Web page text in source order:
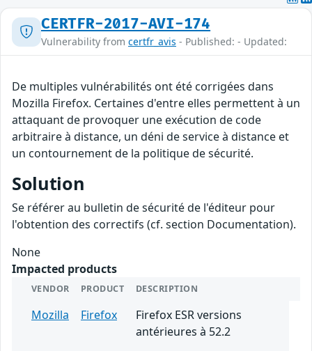
CERTFR-2017-AVI-174
Vulnerability from certfr_avis - Published: - Updated:
De multiples vulnérabilités ont été corrigées dans
Mozilla Firefox. Certaines d'entre elles permettent à un
attaquant de provoquer une exécution de code
arbitraire à distance, un déni de service à distance et
un contournement de la politique de sécurité.
Solution
Se référer au bulletin de sécurité de l'éditeur pour
l'obtention des correctifs (cf. section Documentation).
None
Impacted products
VENDOR PRODUCT DESCRIPTION
Mozilla Firefox
Firefox ESR versions
antérieures à 52.2